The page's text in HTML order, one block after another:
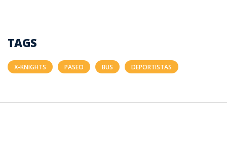
TAGS
X-KNIGHTS PASEO BUS DEPORTISTAS